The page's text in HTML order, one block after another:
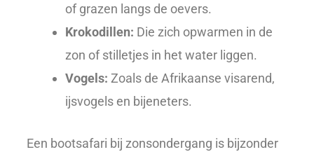
of grazen langs de oevers.
Krokodillen: Die zich opwarmen in de
zon of stilletjes in het water liggen.
Vogels: Zoals de Afrikaanse visarend,
ijsvogels en bijeneters.
Een bootsafari bij zonsondergang is bijzonder